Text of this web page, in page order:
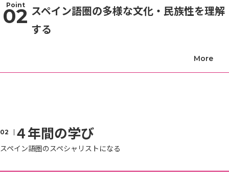
Point
02 スペイン語圏の多様な文化・民族性を理解
する
４年間の学び
スペイン語圏のスペシャリストになる